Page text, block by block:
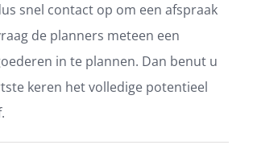
snel contact op om een afspraak
de planners meteen een
in te plannen. Dan benut u
keren het volledige potentieel